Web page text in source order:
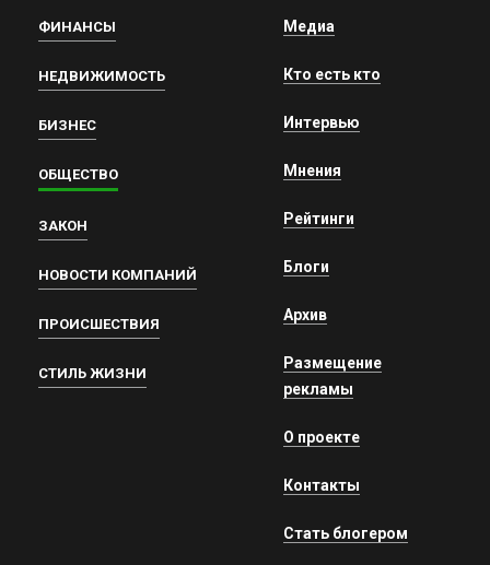
ФИНАНСЫ
НЕДВИЖИМОСТЬ
БИЗНЕС
ОБЩЕСТВО
ЗАКОН
НОВОСТИ КОМПАНИЙ
ПРОИСШЕСТВИЯ
СТИЛЬ ЖИЗНИ
Медиа
Кто есть кто
Интервью
Мнения
Рейтинги
Блоги
Архив
Размещение
рекламы
О проекте
Контакты
Стать блогером